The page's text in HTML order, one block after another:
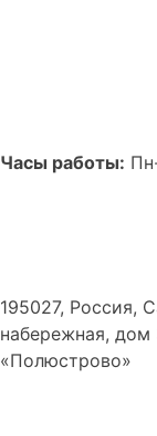
Часы работы:
195027, Россия,
набережная, дом
«Полюстрово»